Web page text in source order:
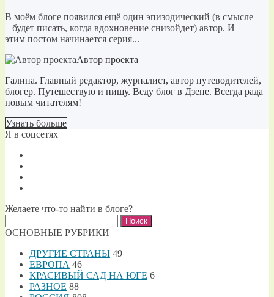
В моём блоге появился ещё один эпизодический (в смысле
– будет писать, когда вдохновение снизойдет) автор. И
этим постом начинается серия...
Автор проекта
Галина. Главный редактор, журналист, автор путеводителей,
блогер. Путешествую и пишу. Веду блог в Дзене. Всегда рада
новым читателям!
Узнать больше
Я в соцсетях
Желаете что-то найти в блоге?
ОСНОВНЫЕ РУБРИКИ
ДРУГИЕ СТРАНЫ 49
ЕВРОПА 46
КРАСИВЫЙ САД НА ЮГЕ 6
РАЗНОЕ 88